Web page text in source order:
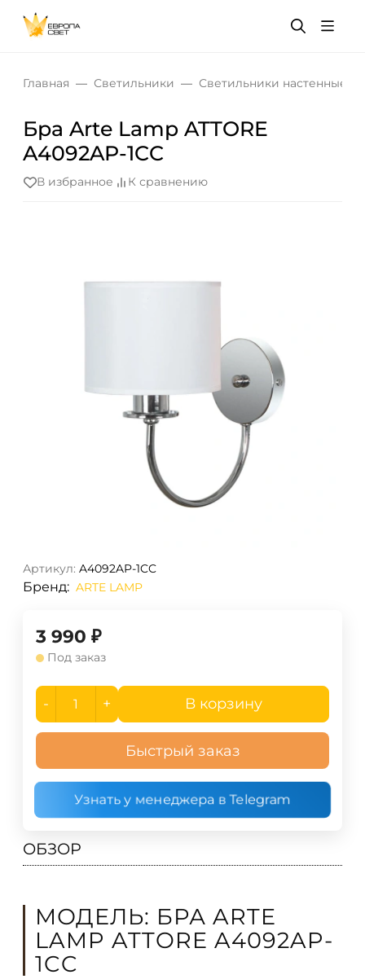
Главная Светильники Светильники настенные
Бра Arte Lamp ATTORE
A4092AP-1CC
В избранное К сравнению
Артикул: A4092AP-1CC
Бренд: ARTE LAMP
3 990 ₽
Под заказ
- + В корзину
Быстрый заказ
Узнать у менеджера в Telegram
ОБЗОР
МОДЕЛЬ: БРА ARTE
LAMP ATTORE A4092AP-
1CC